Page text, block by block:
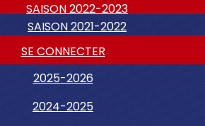
SAISON 2022-2023
SAISON 2021-2022
SE CONNECTER
2025-2026
2024-2025